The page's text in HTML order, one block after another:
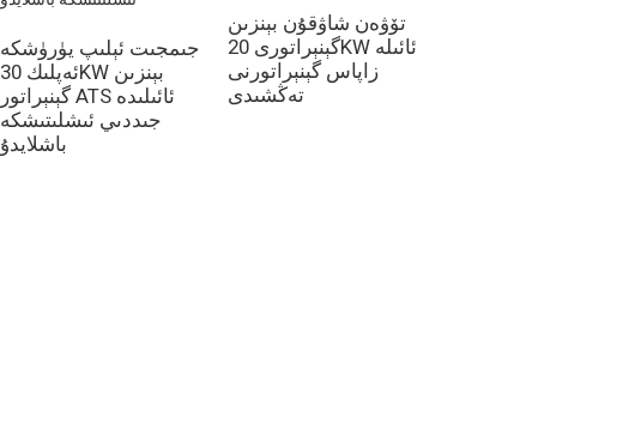
جىمجىت ئېلىپ يۈرۈشكە
ئەپلىك 30KW بېنزىن
گېنېراتور ATS ئائىلىدە
جىددىي ئىشلىتىشكە
باشلايدۇ
تۆۋەن شاۋقۇن بېنزىن
گېنېراتورى 20KW ئائىلە
زاپاس گېنېراتورنى
تەڭشىدى